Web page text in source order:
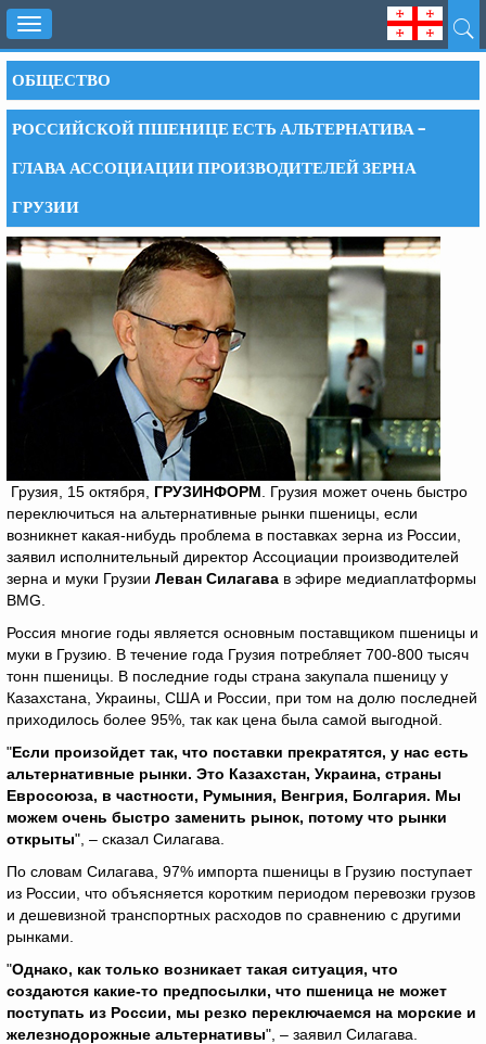
Toggle
navigation
ОБЩЕСТВО
РОССИЙСКОЙ ПШЕНИЦЕ ЕСТЬ АЛЬТЕРНАТИВА –
ГЛАВА АССОЦИАЦИИ ПРОИЗВОДИТЕЛЕЙ ЗЕРНА
ГРУЗИИ
Грузия, 15 октября, ГРУЗИНФОРМ . Грузия может очень быстро
переключиться на альтернативные рынки пшеницы, если
возникнет какая-нибудь проблема в поставках зерна из России,
заявил исполнительный директор Ассоциации производителей
зерна и муки Грузии Леван Силагава в эфире медиаплатформы
BMG.
Россия многие годы является основным поставщиком пшеницы и
муки в Грузию. В течение года Грузия потребляет 700-800 тысяч
тонн пшеницы. В последние годы страна закупала пшеницу у
Казахстана, Украины, США и России, при том на долю последней
приходилось более 95%, так как цена была самой выгодной.
"Если произойдет так, что поставки прекратятся, у нас есть
альтернативные рынки. Это Казахстан, Украина, страны
Евросоюза, в частности, Румыния, Венгрия, Болгария. Мы
можем очень быстро заменить рынок, потому что рынки
открыты", – сказал Силагава.
По словам Силагава, 97% импорта пшеницы в Грузию поступает
из России, что объясняется коротким периодом перевозки грузов
и дешевизной транспортных расходов по сравнению с другими
рынками.
"Однако, как только возникает такая ситуация, что
создаются какие-то предпосылки, что пшеница не может
поступать из России, мы резко переключаемся на морские и
железнодорожные альтернативы", – заявил Силагава.